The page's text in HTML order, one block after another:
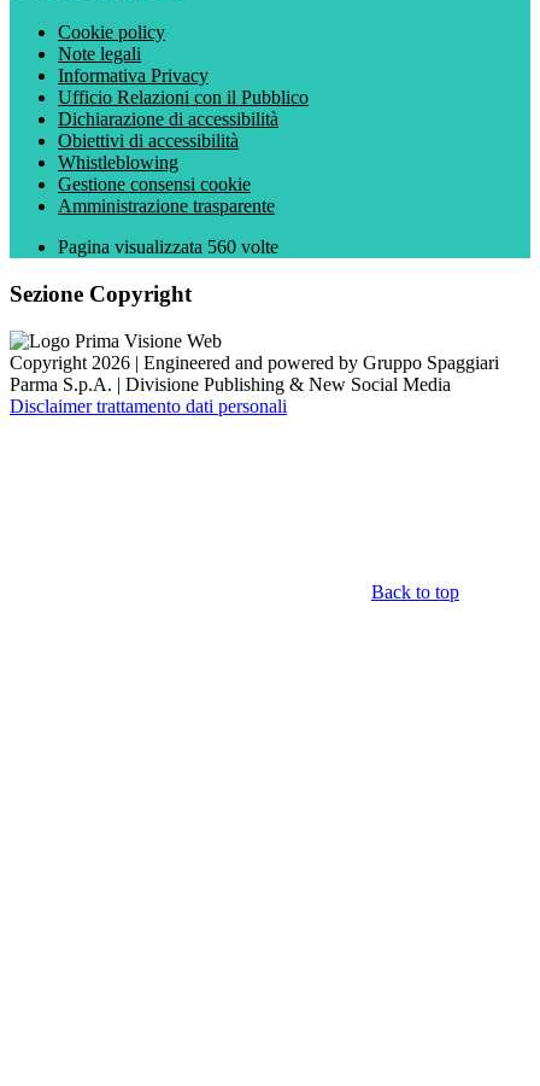
Cookie policy
Note legali
Informativa Privacy
Ufficio Relazioni con il Pubblico
Dichiarazione di accessibilità
Obiettivi di accessibilità
Whistleblowing
Gestione consensi cookie
Amministrazione trasparente
Pagina visualizzata 560 volte
Sezione Copyright
Copyright 2026 | Engineered and powered by Gruppo Spaggiari
Parma S.p.A. | Divisione Publishing & New Social Media
Disclaimer trattamento dati personali
Back to top